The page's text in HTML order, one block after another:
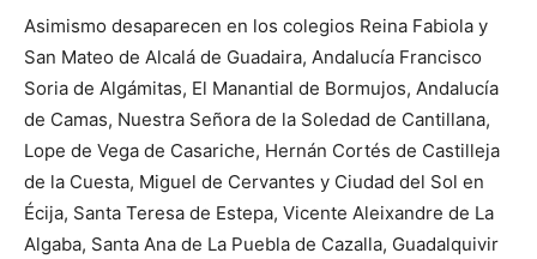
Asimismo desaparecen en los colegios Reina Fabiola y
San Mateo de Alcalá de Guadaira, Andalucía Francisco
Soria de Algámitas, El Manantial de Bormujos, Andalucía
de Camas, Nuestra Señora de la Soledad de Cantillana,
Lope de Vega de Casariche, Hernán Cortés de Castilleja
de la Cuesta, Miguel de Cervantes y Ciudad del Sol en
Écija, Santa Teresa de Estepa, Vicente Aleixandre de La
Algaba, Santa Ana de La Puebla de Cazalla, Guadalquivir